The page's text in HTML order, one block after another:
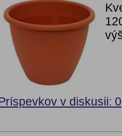
v diskusii: 0